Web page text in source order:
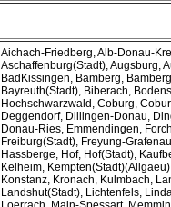
Aichach-Friedberg, Alb-Donau-
Aschaffenburg(Stadt), Augsburg,
BadKissingen, Bamberg,
Bayreuth(Stadt), Biberach,
Hochschwarzwald, Coburg,
Deggendorf, Dillingen-Donau,
Donau-Ries, Emmendingen,
Freiburg(Stadt), Freyung-
Hassberge, Hof, Hof(Stadt),
Kelheim,
Konstanz, Kronach, Kulmbach,
Landshut(Stadt), Lichtenfels,